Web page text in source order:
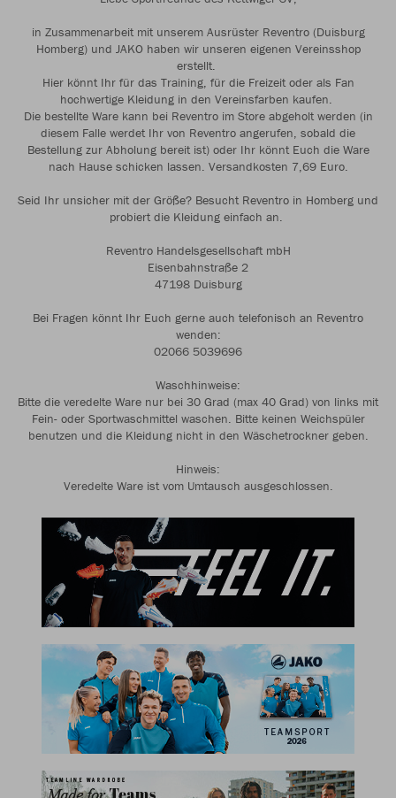
in Zusammenarbeit mit unserem Ausrüster Reventro (Duisburg
Homberg) und JAKO haben wir unseren eigenen Vereinsshop
erstellt.
Hier könnt Ihr für das Training, für die Freizeit oder als Fan
hochwertige Kleidung in den Vereinsfarben kaufen.
Die bestellte Ware kann bei Reventro im Store abgeholt werden (in
diesem Falle werdet Ihr von Reventro angerufen, sobald die
Bestellung zur Abholung bereit ist) oder Ihr könnt Euch die Ware
nach Hause schicken lassen. Versandkosten 7,69 Euro.
Seid Ihr unsicher mit der Größe? Besucht Reventro in Homberg und
probiert die Kleidung einfach an.
Reventro Handelsgesellschaft mbH
Eisenbahnstraße 2
47198 Duisburg
Bei Fragen könnt Ihr Euch gerne auch telefonisch an Reventro
wenden:
02066 5039696
Waschhinweise:
Bitte die veredelte Ware nur bei 30 Grad (max 40 Grad) von links mit
Fein- oder Sportwaschmittel waschen. Bitte keinen Weichspüler
benutzen und die Kleidung nicht in den Wäschetrockner geben.
Hinweis:
Veredelte Ware ist vom Umtausch ausgeschlossen.